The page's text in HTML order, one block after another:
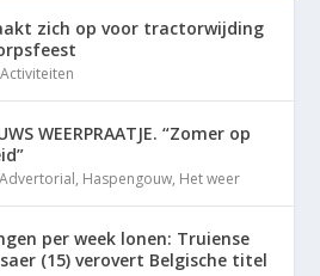
zich op voor tractorwijding
Activiteiten
WEERPRAATJE. “Zomer op
Advertorial, Haspengouw, Het weer
per week lonen: Truiense
(15) verovert Belgische titel